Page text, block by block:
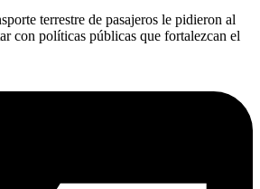
terrestre de pasajeros le pidieron al
con políticas públicas que fortalezcan el